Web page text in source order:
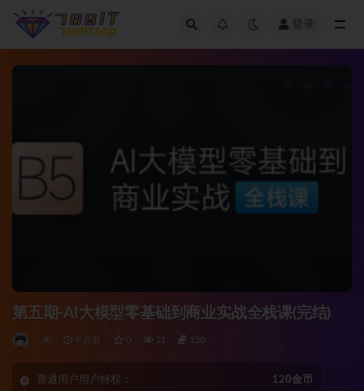
登录
第五期-AI大模型零基础到商业实战全栈课(完结)
AI 9 月前 0 21 120
普通用户用户特权： 120金币